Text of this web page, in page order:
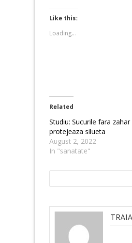
Twitter
(Opens
in
new
window)
Like this:
Loading...
Related
Studiu: Sucurile fara
protejeaza silueta
August 2, 2022
In "sanatate"